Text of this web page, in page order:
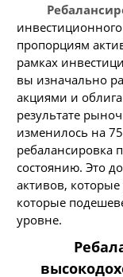
пропорциям
рамках
вы изначально
акциями и
результате
изменилось на
ребалансировка
состоянию. Это
активов,
которые
уровне.